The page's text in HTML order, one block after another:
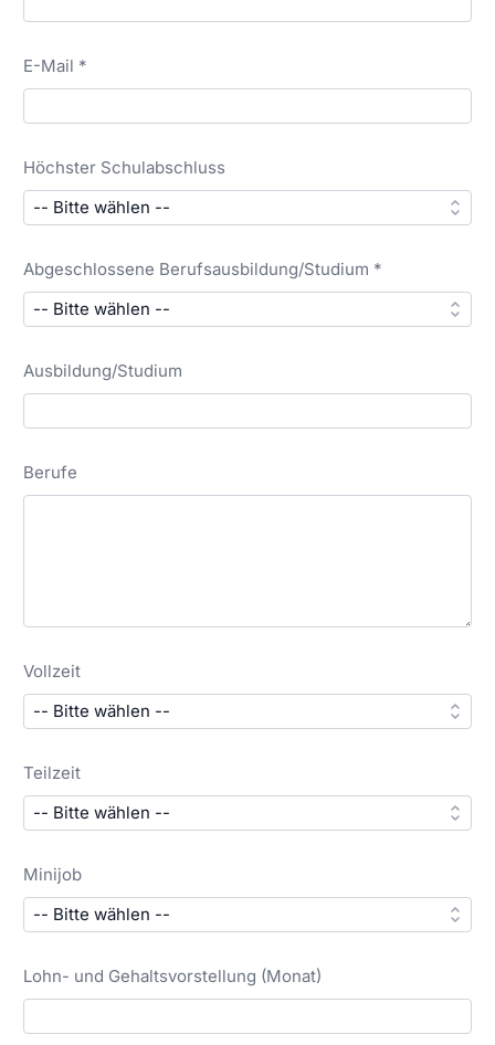
E-Mail *
Höchster Schulabschluss
Abgeschlossene Berufsausbildung/Studium *
Ausbildung/Studium
Berufe
Vollzeit
Teilzeit
Minijob
Lohn- und Gehaltsvorstellung (Monat)